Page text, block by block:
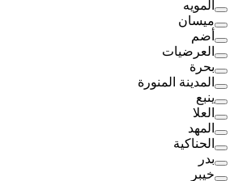
المويه
ميسان
أضم
العرضيات
بحرة
المدينة المنورة
ينبع
العلا
المهد
الحناكية
بدر
خيبر